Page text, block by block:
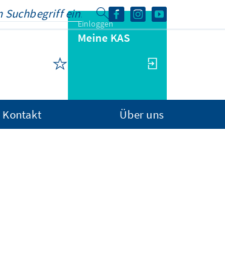
Einloggen
Meine KAS
Kontakt Über uns